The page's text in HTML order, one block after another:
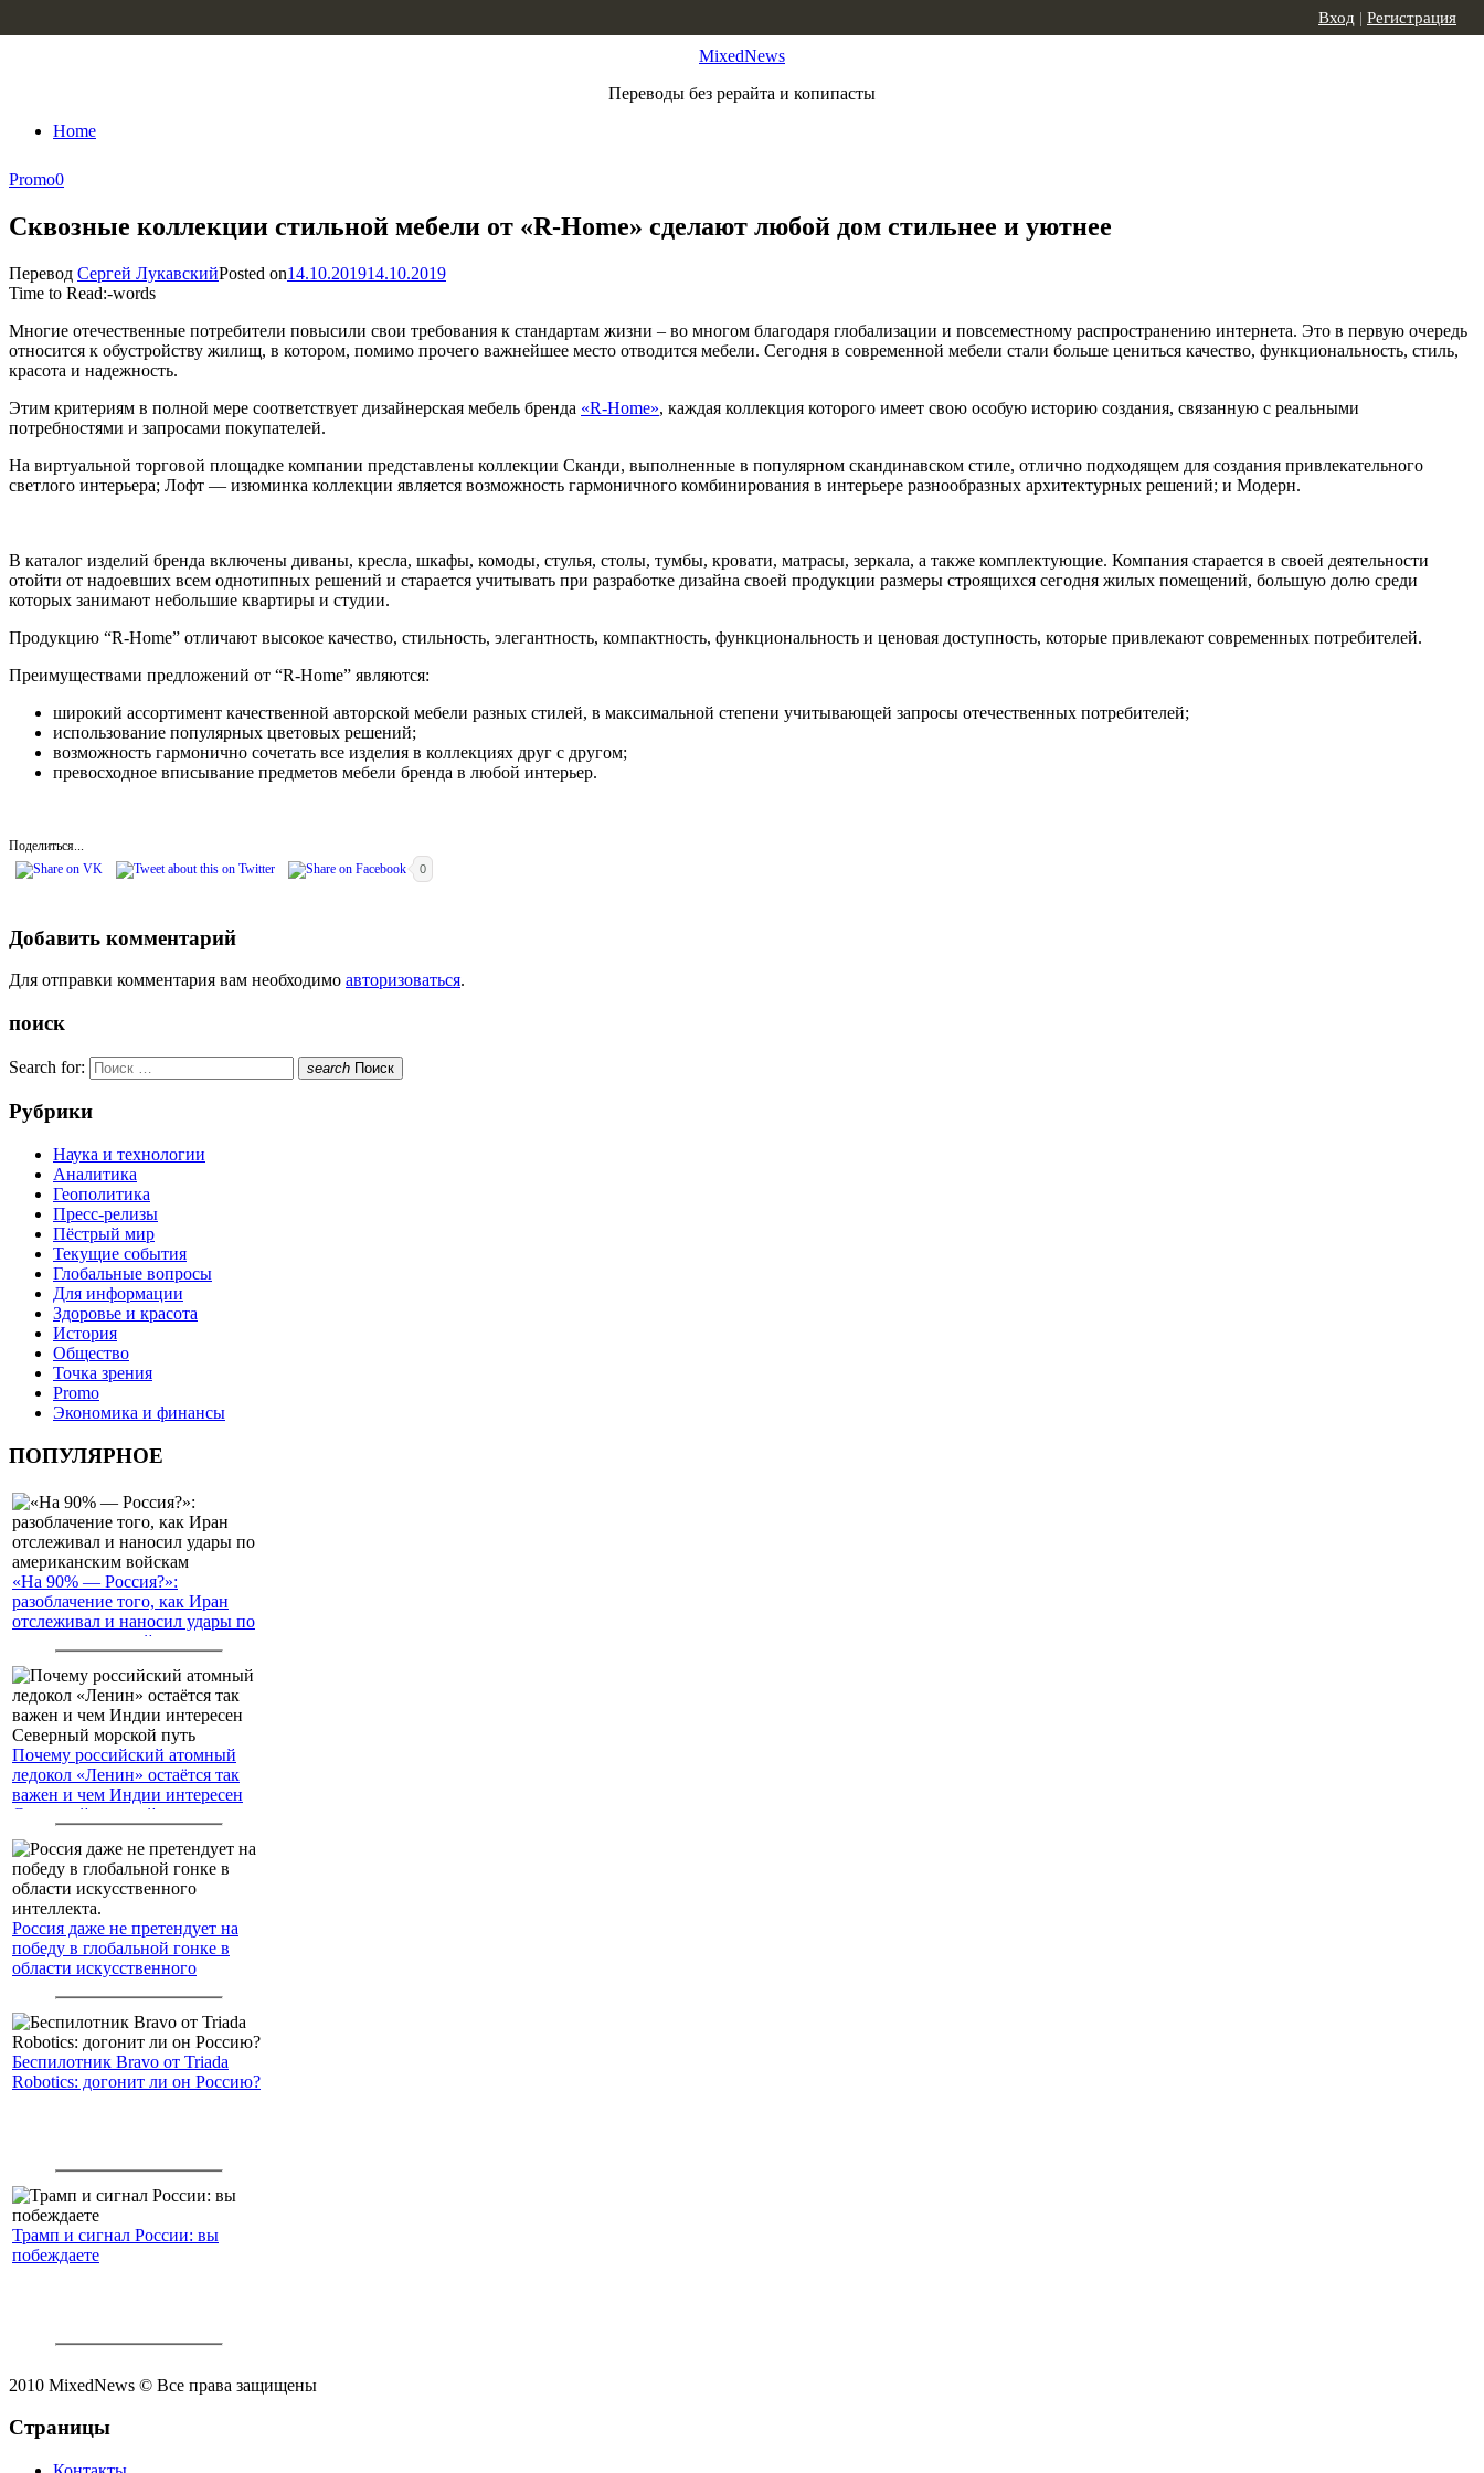
MixedNews
Переводы без рерайта и копипасты
Home
Вход | Регистрация
Promo0
Сквозные коллекции стильной мебели от «R-Home» сделают любой дом стильнее и уютнее
Перевод Сергей ЛукавскийPosted on14.10.201914.10.2019
Time to Read:-words
Многие отечественные потребители повысили свои требования к стандартам жизни – во многом благодаря глобализации и повсеместному распространению интернета. Это в первую очередь
относится к обустройству жилищ, в котором, помимо прочего важнейшее место отводится мебели. Сегодня в современной мебели стали больше цениться качество, функциональность, стиль,
красота и надежность.
Этим критериям в полной мере соответствует дизайнерская мебель бренда «R-Home», каждая коллекция которого имеет свою особую историю создания, связанную с реальными
потребностями и запросами покупателей.
На виртуальной торговой площадке компании представлены коллекции Сканди, выполненные в популярном скандинавском стиле, отлично подходящем для создания привлекательного
светлого интерьера; Лофт — изюминка коллекции является возможность гармоничного комбинирования в интерьере разнообразных архитектурных решений; и Модерн.
В каталог изделий бренда включены диваны, кресла, шкафы, комоды, стулья, столы, тумбы, кровати, матрасы, зеркала, а также комплектующие. Компания старается в своей деятельности
отойти от надоевших всем однотипных решений и старается учитывать при разработке дизайна своей продукции размеры строящихся сегодня жилых помещений, большую долю среди
которых занимают небольшие квартиры и студии.
Продукцию “R-Home” отличают высокое качество, стильность, элегантность, компактность, функциональность и ценовая доступность, которые привлекают современных потребителей.
Преимуществами предложений от “R-Home” являются:
широкий ассортимент качественной авторской мебели разных стилей, в максимальной степени учитывающей запросы отечественных потребителей;
использование популярных цветовых решений;
возможность гармонично сочетать все изделия в коллекциях друг с другом;
превосходное вписывание предметов мебели бренда в любой интерьер.
Поделиться...
0
Добавить комментарий
Для отправки комментария вам необходимо авторизоваться.
поиск
Search for: search Поиск
Рубрики
Наука и технологии
Аналитика
Геополитика
Пресс-релизы
Пёстрый мир
Текущие события
Глобальные вопросы
Для информации
Здоровье и красота
История
Общество
Точка зрения
Promo
Экономика и финансы
ПОПУЛЯРНОЕ
«На 90% — Россия?»:
разоблачение того, как Иран
отслеживал и наносил удары по
американским войскам
Почему российский атомный
ледокол «Ленин» остаётся так
важен и чем Индии интересен
Северный морской путь
Россия даже не претендует на
победу в глобальной гонке в
области искусственного
Беспилотник Bravo от Triada
Robotics: догонит ли он Россию?
Трамп и сигнал России: вы
побеждаете
2010 MixedNews © Все права защищены
Страницы